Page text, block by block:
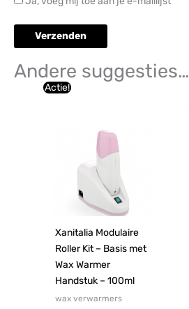
Andere suggesties…
Actie!
Xanitalia Modulaire
Roller Kit – Basis met
Wax Warmer
Handstuk – 100ml
wax verwarmers
Oorspronkelijke
Huidige